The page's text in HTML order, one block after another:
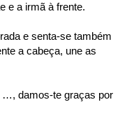
e a irmã à frente.
e senta-se também
a cabeça, une as
…, damos-te graças por